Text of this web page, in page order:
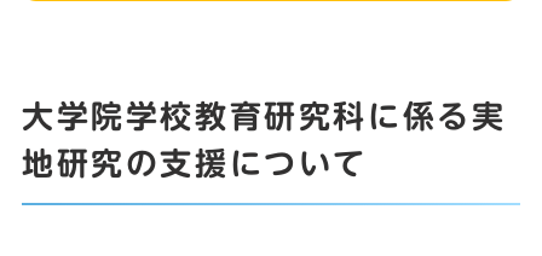
大学院学校教育研究科に係る実
地研究の支援について